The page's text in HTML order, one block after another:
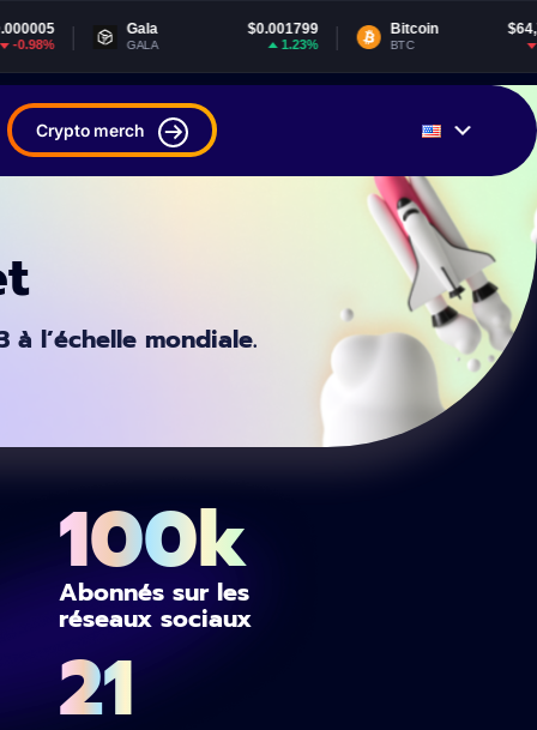
$0.001799
1.23%
Bitcoin $64,764.14
BTC -0.29%
Crypto merch
l’échelle mondiale.
100k
Abonnés sur les
réseaux sociaux
21